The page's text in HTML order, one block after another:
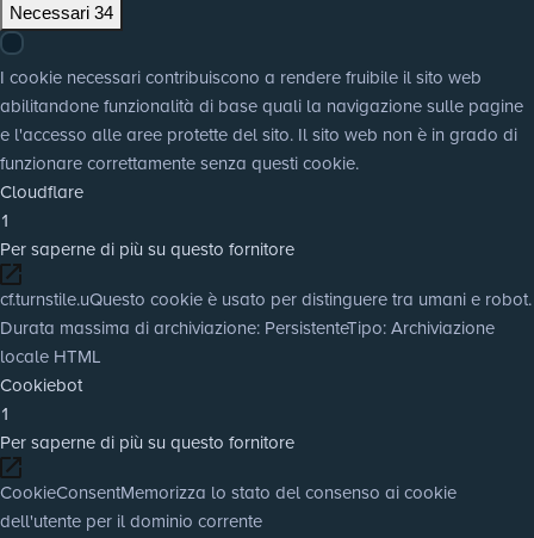
Necessari 34
I cookie necessari contribuiscono a rendere fruibile il sito web
abilitandone funzionalità di base quali la navigazione sulle pagine
e l'accesso alle aree protette del sito. Il sito web non è in grado di
funzionare correttamente senza questi cookie.
Cloudflare
1
Per saperne di più su questo fornitore
cf.turnstile.uQuesto cookie è usato per distinguere tra umani e robot.
Durata massima di archiviazione: PersistenteTipo: Archiviazione
locale HTML
Cookiebot
1
Per saperne di più su questo fornitore
CookieConsentMemorizza lo stato del consenso ai cookie
dell'utente per il dominio corrente